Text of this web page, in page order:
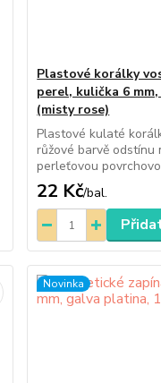
Plastové korálky
perel, kulička 6
(misty rose)
Plastové kulaté
růžové barvě odstínu
perleťovou
22 Kč/bal.
Novinka